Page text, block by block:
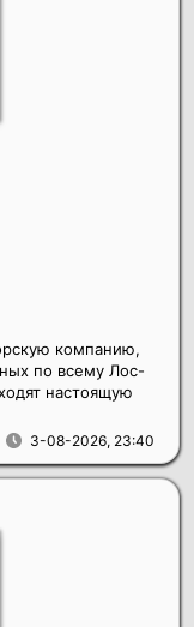
3-08-2026, 23:40
компанию,
по всему Лос-
настоящую